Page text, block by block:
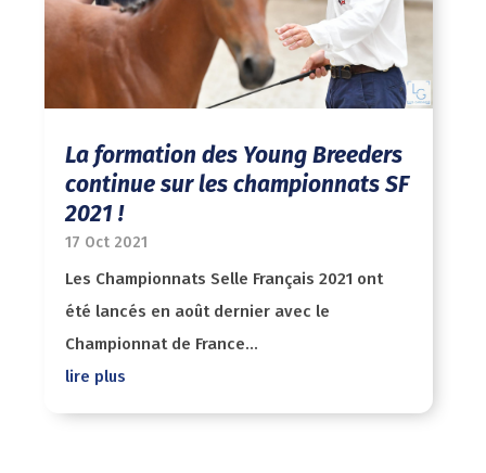
La formation des Young Breeders
continue sur les championnats SF
2021 !
17 Oct 2021
Les Championnats Selle Français 2021 ont
été lancés en août dernier avec le
Championnat de France...
lire plus